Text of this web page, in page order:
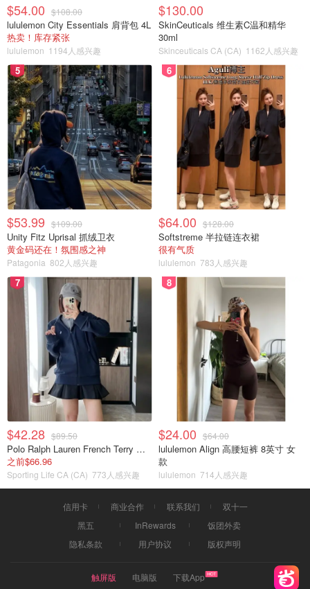
$54.00 $108.00
lululemon City Essentials 肩背包 4L
热卖！库存紧张
lululemon 1194人感兴趣
$130.00
SkinCeuticals 维生素C温和精华
30ml
Skinceuticals CA (CA) 1162人感兴趣
5
$53.99 $109.00
Unity Fitz Uprisal 抓绒卫衣
黄金码还在！氛围感之神
Patagonia 802人感兴趣
6
$64.00 $128.00
Softstreme 半拉链连衣裙
很有气质
lululemon 783人感兴趣
7
$42.28 $89.50
Polo Ralph Lauren French Terry 女童连帽卫衣 7-16码
之前$66.96
Sporting Life CA (CA) 773人感兴趣
8
$24.00 $64.00
lululemon Align 高腰短裤 8英寸 女
款
lululemon 714人感兴趣
信用卡 商业合作 联系我们
双十一
黑五
InRewards
饭团外卖
隐私条款
用户协议 版权声明
触屏版 电脑版 下载App